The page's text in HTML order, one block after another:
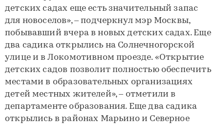
детских садах еще есть значительный запас
для новоселов», – подчеркнул мэр Москвы,
побывавший вчера в новых детских садах. Еще
два садика открылись на Солнечногорской
улице и в Локомотивном проезде. «Открытие
детских садов позволит полностью обеспечить
местами в образовательных организациях
детей местных жителей», – отметили в
департаменте образования. Еще два садика
открылись в районах Марьино и Северное